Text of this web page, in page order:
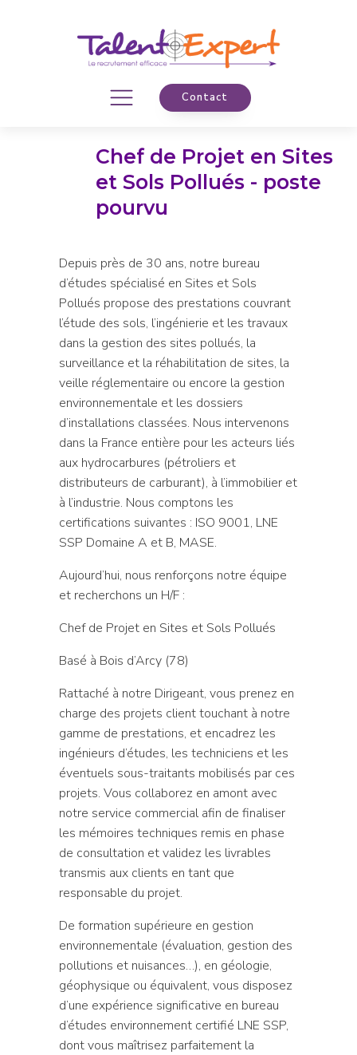
Contact
Chef de Projet en Sites
et Sols Pollués - poste
pourvu
Depuis près de 30 ans, notre bureau
d’études spécialisé en Sites et Sols
Pollués propose des prestations couvrant
l’étude des sols, l’ingénierie et les travaux
dans la gestion des sites pollués, la
surveillance et la réhabilitation de sites, la
veille réglementaire ou encore la gestion
environnementale et les dossiers
d’installations classées. Nous intervenons
dans la France entière pour les acteurs liés
aux hydrocarbures (pétroliers et
distributeurs de carburant), à l’immobilier et
à l’industrie. Nous comptons les
certifications suivantes : ISO 9001, LNE
SSP Domaine A et B, MASE.
Aujourd’hui, nous renforçons notre équipe
et recherchons un H/F :
Chef de Projet en Sites et Sols Pollués
Basé à Bois d’Arcy (78)
Rattaché à notre Dirigeant, vous prenez en
charge des projets client touchant à notre
gamme de prestations, et encadrez les
ingénieurs d’études, les techniciens et les
éventuels sous-traitants mobilisés par ces
projets. Vous collaborez en amont avec
notre service commercial afin de finaliser
les mémoires techniques remis en phase
de consultation et validez les livrables
transmis aux clients en tant que
responsable du projet.
De formation supérieure en gestion
environnementale (évaluation, gestion des
pollutions et nuisances…), en géologie,
géophysique ou équivalent, vous disposez
d’une expérience significative en bureau
d’études environnement certifié LNE SSP,
dont vous maîtrisez parfaitement la